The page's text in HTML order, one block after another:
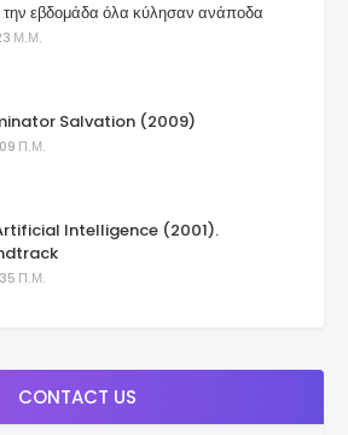
την εβδομάδα όλα κύλησαν ανάποδα
Μ.Μ.
Salvation (2009)
Π.Μ.
Intelligence (2001).
Π.Μ.
CONTACT US